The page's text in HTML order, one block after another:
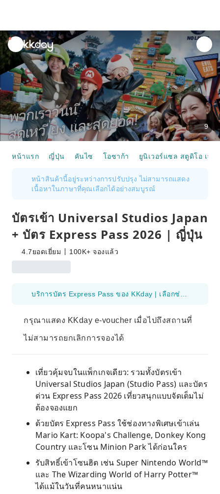
unread
notifications
9
หน้าแรก ญี่ปุ่น คันไซ โอซาก้า ยูนิเวอร์แซล สตูดิโอ เจแ
หน้าสินค้านี้อยู่ระหว่างการปรับปรุง ไม่สามารถแสดง
เนื้อหาในภาษาที่คุณเลือกได้อย่างสมบูรณ์
บัตรเข้า Universal Studios Japan
+ บัตร Express Pass 2026 | ญี่ปุ่น
4.7ยอดเยี่ยม 100K+ จองแล้ว
กรุณาแสดง KKday e-voucher เมื่อไปถึงสถานที่
ไม่สามารถยกเลิกการจองได้
เที่ยวคุ้มจบในแพ็กเกจเดียว: รวมทั้งบัตรเข้า
Universal Studios Japan (Studio Pass) และบัตร
ด่วน Express Pass 2026 เที่ยวสนุกแบบจัดเต็มไม่
ต้องจองแยก
ด้วยบัตร Express Pass ใช้ช่องทางพิเศษเข้าเล่น
Mario Kart: Koopa's Challenge, Donkey Kong
Country และโซน Minion Park ได้ก่อนใคร
รับสิทธิ์เข้าโซนฮิต เช่น Super Nintendo World™
และ The Wizarding World of Harry Potter™
ได้แม้ในวันที่คนหนาแน่น